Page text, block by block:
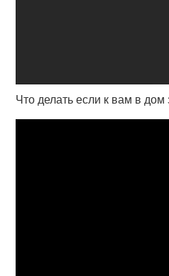
Что делать если к вам в дом